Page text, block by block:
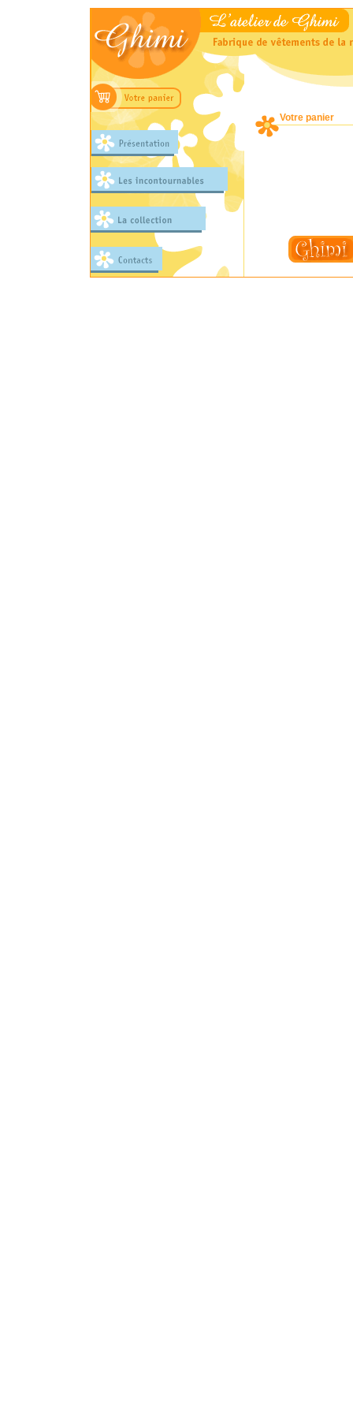
Votre panier